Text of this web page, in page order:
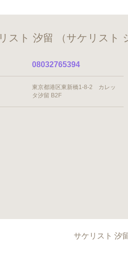
スト 汐留 （サケリスト
08032765394
東京都港区東新橋1-8-2 カレッ
タ汐留 B2F
サケリスト 汐